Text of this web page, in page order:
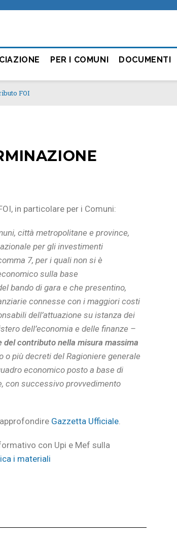
PER I COMUNI DOCUMENTI
FOI
in particolare per i Comuni:
città metropolitane e province,
per gli investimenti
7, per i quali non si è
sulla base
bando di gara e che presentino,
connesse con i maggiori costi
dell’attuazione su istanza dei
dell’economia e delle finanze –
del contributo nella misura massima
o più decreti del Ragioniere generale
economico posto a base di
con successivo provvedimento
Gazzetta Ufficiale.
con Upi e Mef sulla
i materiali